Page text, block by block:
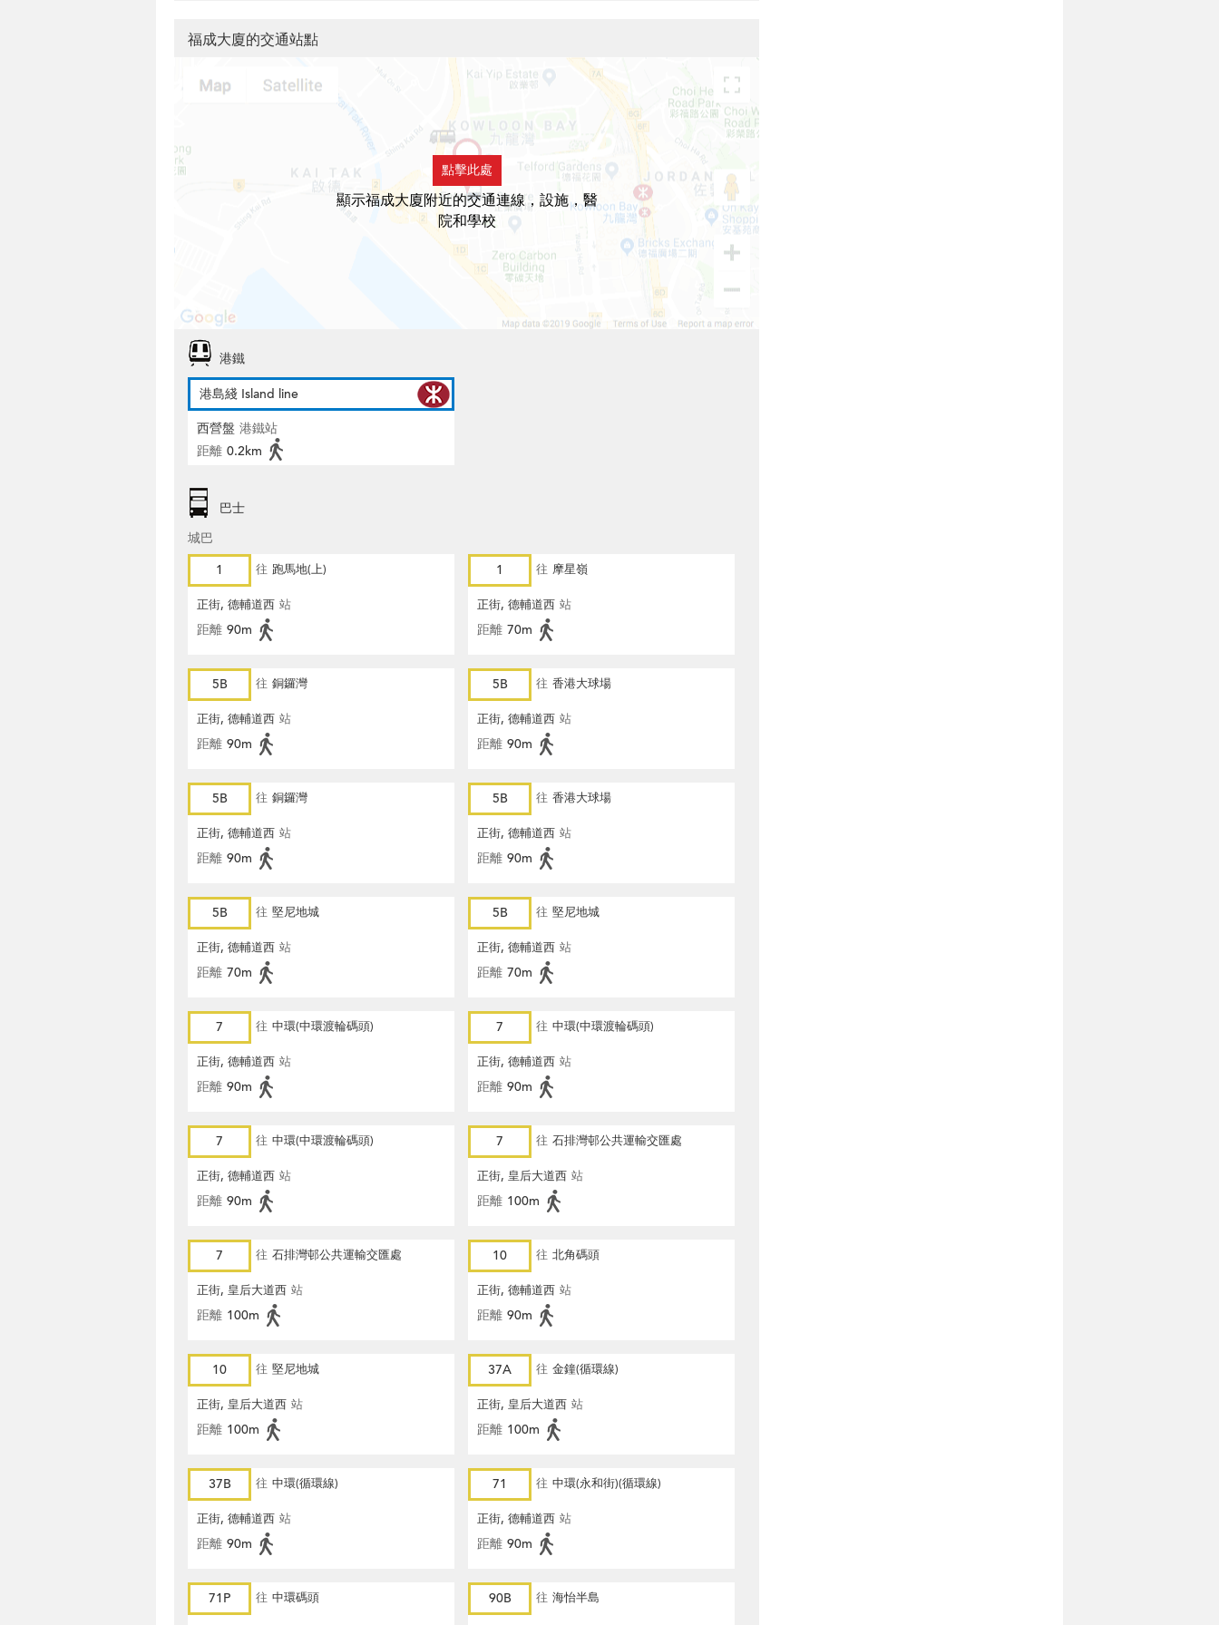
福成大廈的交通站點
點擊此處
顯示福成大廈附近的交通連線，設施，醫
院和學校
港鐵
港島綫 Island line
西營盤 港鐵站
距離 0.2km
巴士
城巴
1
往 跑馬地(上)
正街, 德輔道西 站
距離 90m
1 往 摩星嶺
正街, 德輔道西 站
距離 70m
5B 往 銅鑼灣
正街, 德輔道西 站
距離 90m
5B 往 香港大球場
正街, 德輔道西 站
距離 90m
5B 往 銅鑼灣
正街, 德輔道西 站
距離 90m
5B 往 香港大球場
正街, 德輔道西 站
距離 90m
5B 往 堅尼地城
正街, 德輔道西 站
距離 70m
5B 往 堅尼地城
正街, 德輔道西 站
距離 70m
7 往 中環(中環渡輪碼頭)
正街, 德輔道西 站
距離 90m
7 往 中環(中環渡輪碼頭)
正街, 德輔道西 站
距離 90m
7 往 中環(中環渡輪碼頭)
正街, 德輔道西 站
距離 90m
7 往 石排灣邨公共運輸交匯處
正街, 皇后大道西 站
距離 100m
7 往 石排灣邨公共運輸交匯處
正街, 皇后大道西 站
距離 100m
10 往 北角碼頭
正街, 德輔道西 站
距離 90m
10 往 堅尼地城
正街, 皇后大道西 站
距離 100m
37A 往 金鐘(循環線)
正街, 皇后大道西 站
距離 100m
37B 往 中環(循環線)
正街, 德輔道西 站
距離 90m
71 往 中環(永和街)(循環線)
正街, 德輔道西 站
距離 90m
71P 往 中環碼頭 90B 往 海怡半島